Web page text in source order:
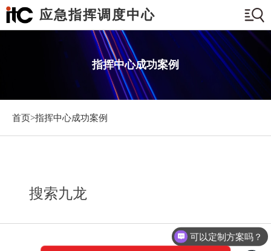
应急指挥调度中心
指挥中心成功案例
首页>指挥中心成功案例
搜索九龙
可以定制方案吗？